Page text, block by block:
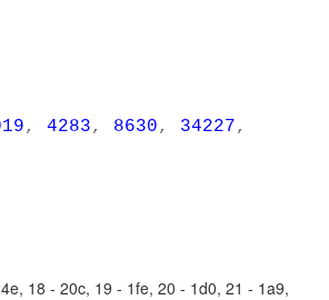
, 4283, 8630, 34227,
18 - 20c, 19 - 1fe, 20 - 1d0, 21 - 1a9,